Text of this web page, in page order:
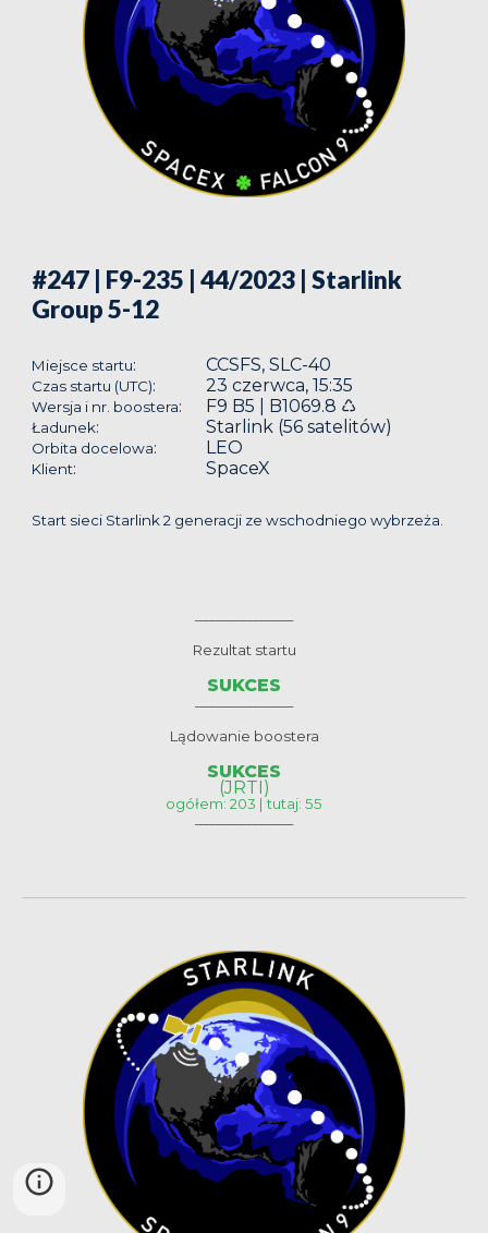
#247 | F9-235 | 44/2023 | Starlink
Group 5-12
Miejsce startu: CCSFS, SLC-40
Czas startu (UTC): 23 czerwca, 15:35
Wersja i nr. boostera: F9 B5 | B1069.8 ♺
Ładunek: Starlink (56 satelitów)
Orbita docelowa: LEO
Klient: SpaceX
Start sieci Starlink 2 generacji ze wschodniego wybrzeża.
Rezultat startu
SUKCES
Lądowanie boostera
SUKCES
(JRTI)
ogółem: 203 | tutaj: 55